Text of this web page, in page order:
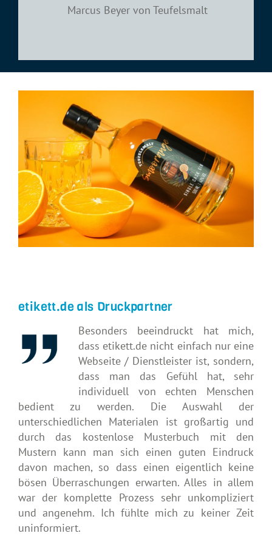
Marcus Beyer von Teufelsmalt
etikett.de als Druckpartner
Besonders beeindruckt hat mich,
dass etikett.de nicht einfach nur eine
Webseite / Dienstleister ist, sondern,
dass man das Gefühl hat, sehr
individuell von echten Menschen
bedient zu werden. Die Auswahl der
unterschiedlichen Materialen ist großartig und
durch das kostenlose Musterbuch mit den
Mustern kann man sich einen guten Eindruck
davon machen, so dass einen eigentlich keine
bösen Überraschungen erwarten. Alles in allem
war der komplette Prozess sehr unkompliziert
und angenehm. Ich fühlte mich zu keiner Zeit
uninformiert.